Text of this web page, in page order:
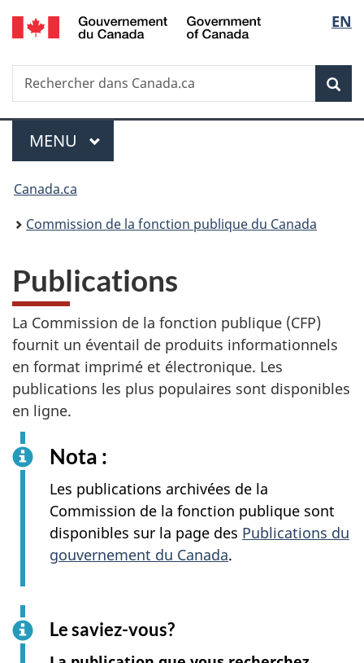
Passer
au
principal
Passer
à
Au
du
Passer
à
version
simplifiée
de
la
EN
Recherche
Rechercher
dans
Menu
MENU PRINCIPAL
Vous
êtes
Canada.ca
Commission de la fonction publique du Canada
Publications
La Commission de la fonction publique (CFP)
fournit un éventail de produits informationnels
en format imprimé et électronique. Les
publications les plus populaires sont disponibles
en ligne.
Nota :
Les publications archivées de la
Commission de la fonction publique sont
disponibles sur la page des Publications du
gouvernement du Canada.
Le saviez-vous?